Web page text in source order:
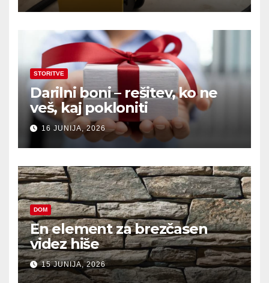
STORITVE
Darilni boni – rešitev, ko ne
veš, kaj pokloniti
16 JUNIJA, 2026
DOM
En element za brezčasen
videz hiše
15 JUNIJA, 2026